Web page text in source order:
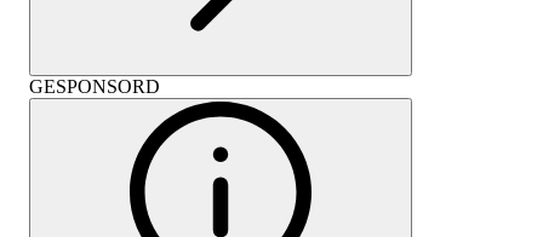
GESPONSORD